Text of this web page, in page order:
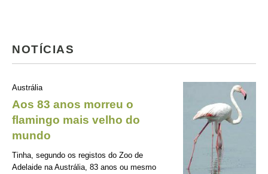
NOTÍCIAS
Austrália
Aos 83 anos morreu o
flamingo mais velho do
mundo
Tinha, segundo os registos do Zoo de
Adelaide na Austrália, 83 anos ou mesmo